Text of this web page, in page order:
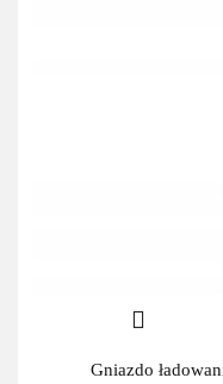
Gniazdo